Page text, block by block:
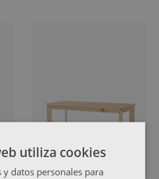
utiliza cookies
y datos personales para